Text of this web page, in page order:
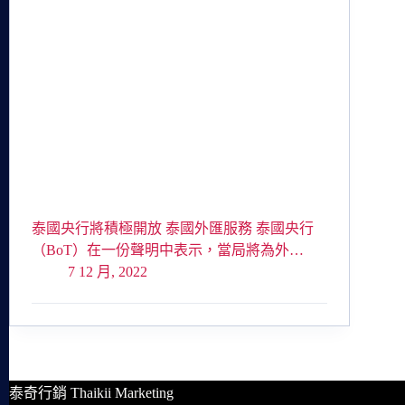
泰國央行將積極開放 泰國外匯服務 泰國央行
（BoT）在一份聲明中表示，當局將為外…
7 12 月, 2022
泰奇行銷 Thaikii Marketing